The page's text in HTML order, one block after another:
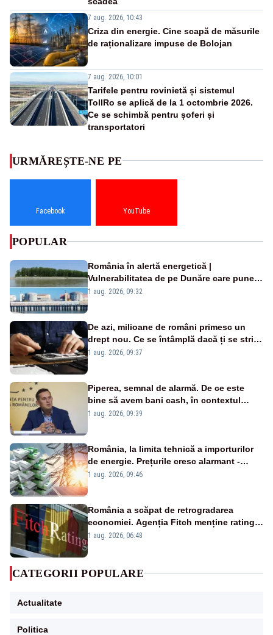
7 aug. 2026, 10:43
Criza din energie. Cine scapă de măsurile
de raționalizare impuse de Bolojan
7 aug. 2026, 10:01
Tarifele pentru rovinietă și sistemul
TollRo se aplică de la 1 octombrie 2026.
Ce se schimbă pentru șoferi și
transportatori
URMĂREȘTE-NE PE
Facebook YouTube
POPULAR
România în alertă energetică |
Vulnerabilitatea de pe Dunăre care pune
în pericol Centrala Cernavodă era
1 aug. 2026, 09:32
De azi, milioane de români primesc un
drept nou. Ce se întâmplă dacă ți se strică
un produs
1 aug. 2026, 09:37
Piperea, semnal de alarmă. De ce este
bine să avem bani cash, în contextul
alertei energetice?
1 aug. 2026, 09:39
România, la limita tehnică a importurilor
de energie. Prețurile cresc alarmant -
Analiză Realitatea Plus
1 aug. 2026, 09:46
România a scăpat de retrogradarea
economiei. Agenția Fitch menține ratingul
„BBB-” cu perspectivă negativă
1 aug. 2026, 06:48
CATEGORII POPULARE
Actualitate
Politica